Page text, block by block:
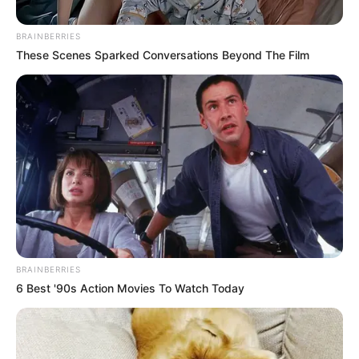
Colprensa
BRAINBERRIES
These Scenes Sparked Conversations Beyond The Film
BRAINBERRIES
6 Best '90s Action Movies To Watch Today